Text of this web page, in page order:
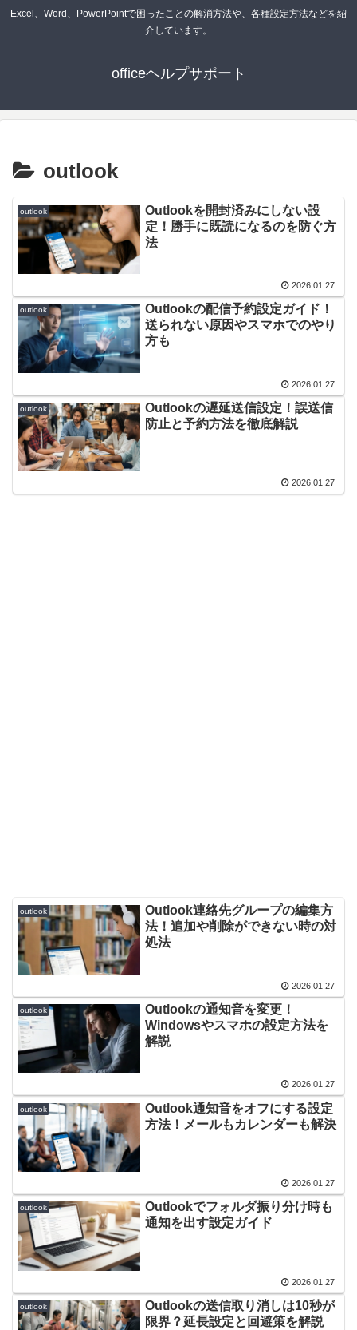
Excel、Word、PowerPointで困ったことの解消方法や、各種設定方法などを紹
介しています。
officeヘルプサポート
outlook
outlook
Outlookを開封済みにしない設
定！勝手に既読になるのを防ぐ方
法
2026.01.27
outlook
Outlookの配信予約設定ガイド！
送られない原因やスマホでのやり
方も
2026.01.27
outlook
Outlookの遅延送信設定！誤送信
防止と予約方法を徹底解説
2026.01.27
outlook
Outlook連絡先グループの編集方
法！追加や削除ができない時の対
処法
2026.01.27
outlook
Outlookの通知音を変更！
Windowsやスマホの設定方法を
解説
2026.01.27
outlook
Outlook通知音をオフにする設定
方法！メールもカレンダーも解決
2026.01.27
outlook
Outlookでフォルダ振り分け時も
通知を出す設定ガイド
2026.01.27
outlook
Outlookの送信取り消しは10秒が
限界？延長設定と回避策を解説